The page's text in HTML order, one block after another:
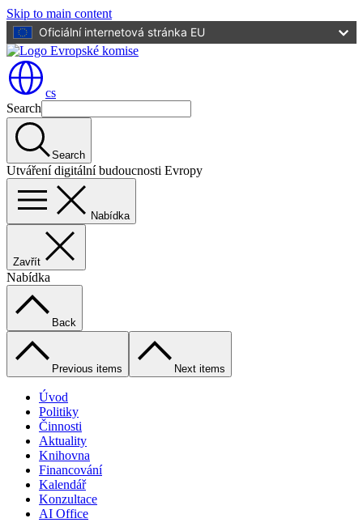
Skip to main content
Oficiální internetová stránka EU
cs
Search
Search
Utváření digitální budoucnosti Evropy
Nabídka
Zavřít
Nabídka
Back
Previous items Next items
Úvod
Politiky
Činnosti
Aktuality
Knihovna
Financování
Kalendář
Konzultace
AI Office